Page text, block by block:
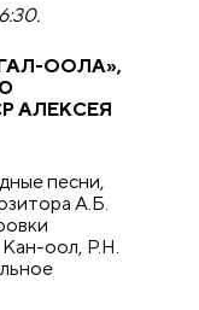
ООЛА»,
АЛЕКСЕЯ
песни,
А.Б.
Кан-оол, Р.Н.